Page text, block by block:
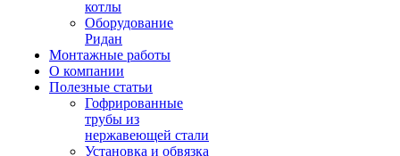
котлы
Оборудование
Ридан
Монтажные работы
О компании
Полезные статьи
Гофрированные
трубы из
нержавеющей стали
Установка и обвязка